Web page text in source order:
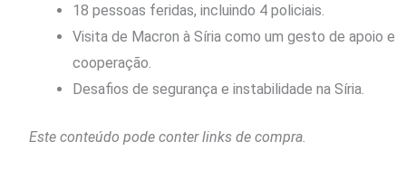
18 pessoas feridas, incluindo 4 policiais.
Visita de Macron à Síria como um gesto de apoio e
cooperação.
Desafios de segurança e instabilidade na Síria.
Este conteúdo pode conter links de compra.